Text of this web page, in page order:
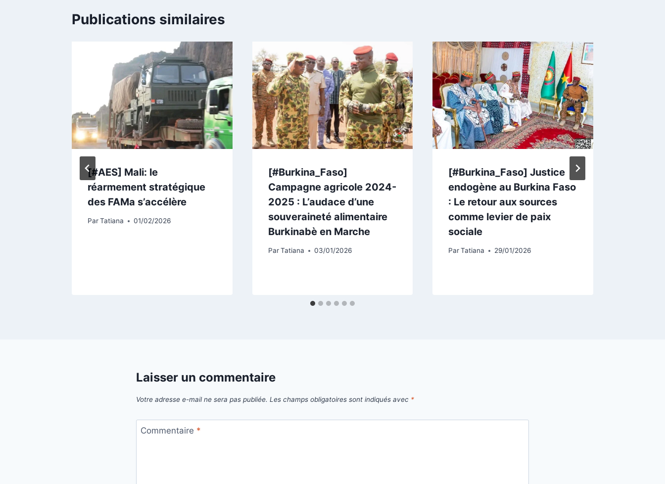
Publications similaires
[#AES] Mali: le
réarmement stratégique
des FAMa s’accélère
ParTatiana 01/02/2026
[#Burkina_Faso]
Campagne agricole 2024-
2025 : L’audace d’une
souveraineté alimentaire
Burkinabè en Marche
Par Tatiana 03/01/2026
[#Burkina_Faso] Justice
endogène au Burkina Faso
: Le retour aux sources
comme levier de paix
sociale
Par Tatiana 29/01/2026
Laisser un commentaire
Votre adresse e-mail ne sera pas publiée. Les champs obligatoires sont indiqués avec *
Commentaire *